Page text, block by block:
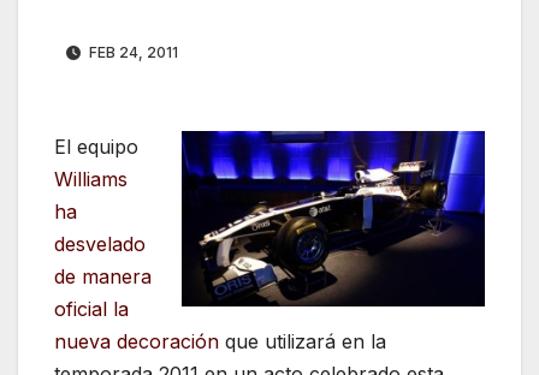
FEB 24, 2011
El equipo
Williams
ha
desvelado
de manera
oficial la
nueva decoración que utilizará en la